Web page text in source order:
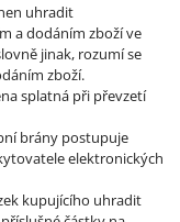
uhradit
a dodáním zboží ve
jinak, rozumí se
zboží.
splatná při převzetí
brány postupuje
elektronických
kupujícího uhradit